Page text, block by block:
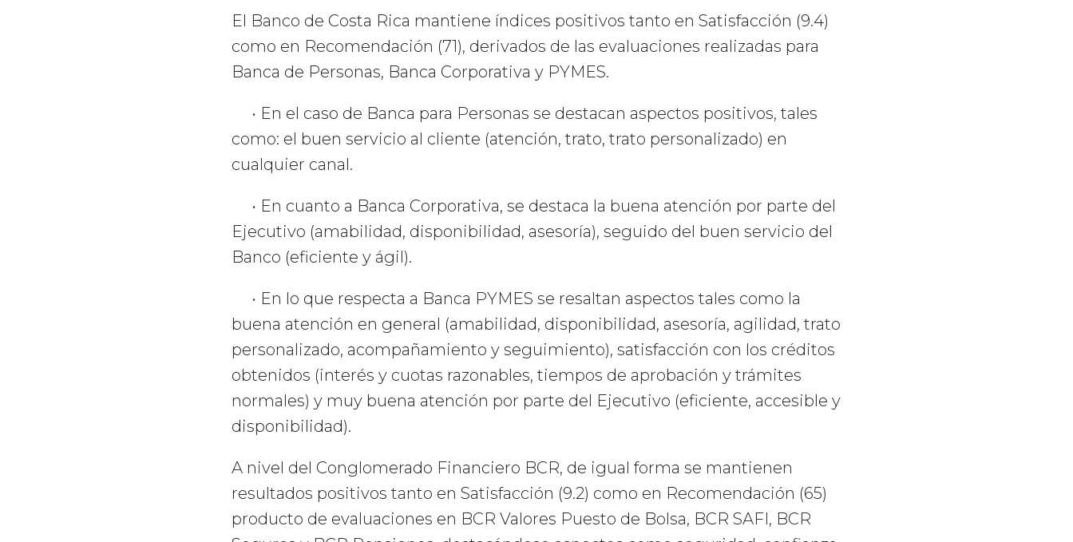
El Banco de Costa Rica mantiene índices positivos tanto en Satisfacción (9.4)
como en Recomendación (71), derivados de las evaluaciones realizadas para
Banca de Personas, Banca Corporativa y PYMES.
• En el caso de Banca para Personas se destacan aspectos positivos, tales
como: el buen servicio al cliente (atención, trato, trato personalizado) en
cualquier canal.
• En cuanto a Banca Corporativa, se destaca la buena atención por parte del
Ejecutivo (amabilidad, disponibilidad, asesoría), seguido del buen servicio del
Banco (eficiente y ágil).
• En lo que respecta a Banca PYMES se resaltan aspectos tales como la
buena atención en general (amabilidad, disponibilidad, asesoría, agilidad, trato
personalizado, acompañamiento y seguimiento), satisfacción con los créditos
obtenidos (interés y cuotas razonables, tiempos de aprobación y trámites
normales) y muy buena atención por parte del Ejecutivo (eficiente, accesible y
disponibilidad).
A nivel del Conglomerado Financiero BCR, de igual forma se mantienen
resultados positivos tanto en Satisfacción (9.2) como en Recomendación (65)
producto de evaluaciones en BCR Valores Puesto de Bolsa, BCR SAFI, BCR